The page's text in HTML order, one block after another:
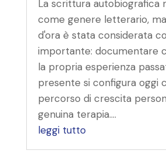
La scrittura autobiografica
come genere letterario,
d'ora è stata considerata
importante: documentare
la propria esperienza
presente si configura oggi
percorso di crescita
genuina terapia....
leggi tutto